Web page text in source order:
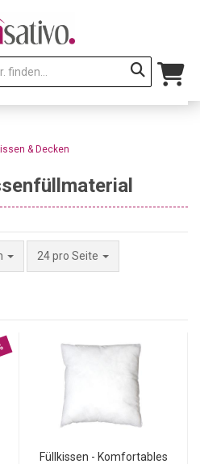
& Decken
24 pro Seite
Füllkissen - Komfortables